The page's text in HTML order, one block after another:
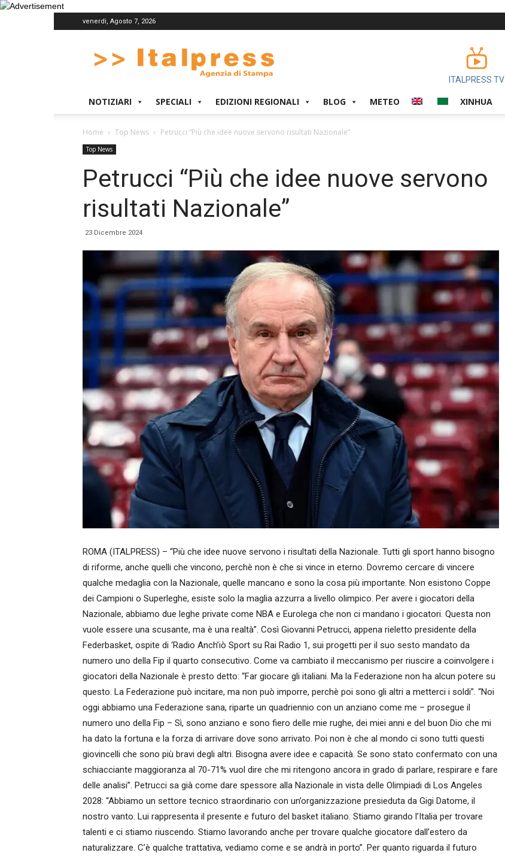
venerdì, Agosto 7, 2026
ITALPRESS TV
NOTIZIARI SPECIALI EDIZIONI REGIONALI BLOG METEO XINHUA
Home Top News Petrucci “Più che idee nuove servono risultati Nazionale”
Top News
Petrucci “Più che idee nuove servono
risultati Nazionale”
23 Dicembre 2024
ROMA (ITALPRESS) – “Più che idee nuove servono i risultati della Nazionale. Tutti gli sport hanno bisogno
di riforme, anche quelli che vincono, perchè non è che si vince in eterno. Dovremo cercare di vincere
qualche medaglia con la Nazionale, quelle mancano e sono la cosa più importante. Non esistono Coppe
dei Campioni o Superleghe, esiste solo la maglia azzurra a livello olimpico. Per avere i giocatori della
Nazionale, abbiamo due leghe private come NBA e Eurolega che non ci mandano i giocatori. Questa non
vuole essere una scusante, ma è una realtà”. Così Giovanni Petrucci, appena rieletto presidente della
Federbasket, ospite di ‘Radio Anch’iò Sport su Rai Radio 1, sui progetti per il suo sesto mandato da
numero uno della Fip il quarto consecutivo. Come va cambiato il meccanismo per riuscire a coinvolgere i
giocatori della Nazionale è presto detto: “Far giocare gli italiani. Ma la Federazione non ha alcun potere su
questo. La Federazione può incitare, ma non può imporre, perchè poi sono gli altri a metterci i soldi”. “Noi
oggi abbiamo una Federazione sana, riparte un quadriennio con un anziano come me – prosegue il
numero uno della Fip – Sì, sono anziano e sono fiero delle mie rughe, dei miei anni e del buon Dio che mi
ha dato la fortuna e la forza di arrivare dove sono arrivato. Poi non è che al mondo ci sono tutti questi
giovincelli che sono più bravi degli altri. Bisogna avere idee e capacità. Se sono stato confermato con una
schiacciante maggioranza al 70-71% vuol dire che mi ritengono ancora in grado di parlare, respirare e fare
delle analisi”. Petrucci sa già come dare spessore alla Nazionale in vista delle Olimpiadi di Los Angeles
2028: “Abbiamo un settore tecnico straordinario con un’organizzazione presieduta da Gigi Datome, il
nostro vanto. Lui rappresenta il presente e futuro del basket italiano. Stiamo girando l’Italia per trovare
talenti e ci stiamo riuscendo. Stiamo lavorando anche per trovare qualche giocatore dall’estero da
naturalizzare. C’è qualche trattativa, vediamo come e se andrà in porto”. Per quanto riguarda il futuro